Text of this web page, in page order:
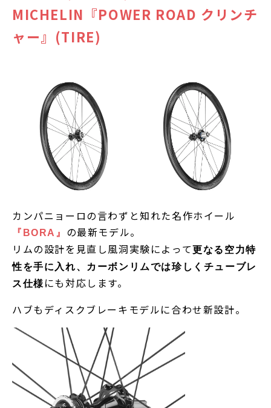
MICHELIN『POWER ROAD クリンチ
ャー』(TIRE)
カンパニョーロの言わずと知れた名作ホイール
『BORA』 の最新モデル。
リムの設計を見直し風洞実験によって更なる空力特
性を手に入れ、カーボンリムでは珍しくチューブレ
ス仕様 にも対応します。
ハブもディスクブレーキモデルに合わせ新設計。